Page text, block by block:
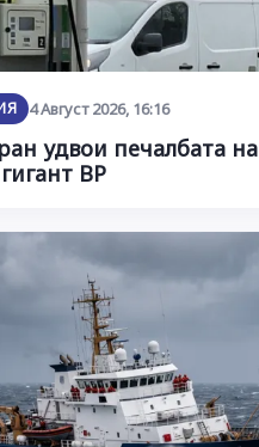
4 Август 2026, 16:16
удвои печалбата на
BP